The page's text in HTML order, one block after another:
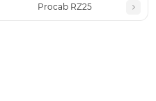
Procab RZ25